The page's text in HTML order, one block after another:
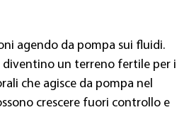
agendo da pompa sui fluidi.
un terreno fertile per i
che agisce da pompa nel
crescere fuori controllo e